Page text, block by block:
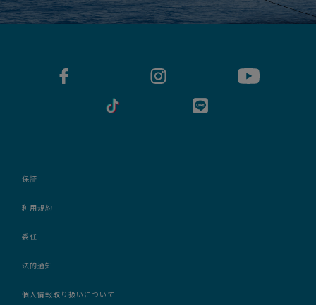
保証
利用規約
委任
法的通知
個人情報取り扱いについて